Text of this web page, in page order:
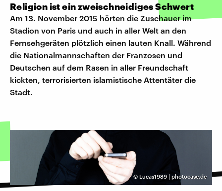
Religion ist ein zweischneidiges Schwert
Am 13. November 2015 hörten die Zuschauer im
Stadion von Paris und auch in aller Welt an den
Fernsehgeräten plötzlich einen lauten Knall. Während
die Nationalmannschaften der Franzosen und
Deutschen auf dem Rasen in aller Freundschaft
kickten, terrorisierten islamistische Attentäter die
Stadt.
© Lucas1989 | photocase.de